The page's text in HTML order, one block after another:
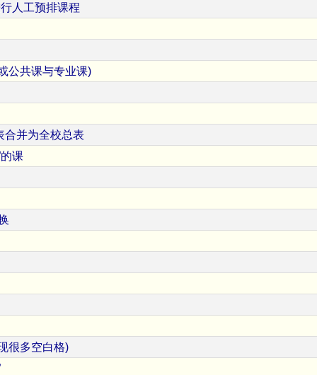
人工预排课程
公共课与专业课)
合并为全校总表
课
很多空白格)